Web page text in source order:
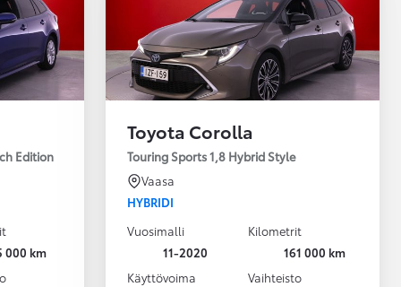
Edition
000 km
Toyota Corolla
Touring Sports 1,8 Hybrid Style
Vaasa
HYBRIDI
Vuosimalli
11-2020
Kilometrit
161 000 km
Käyttövoima
Vaihteisto